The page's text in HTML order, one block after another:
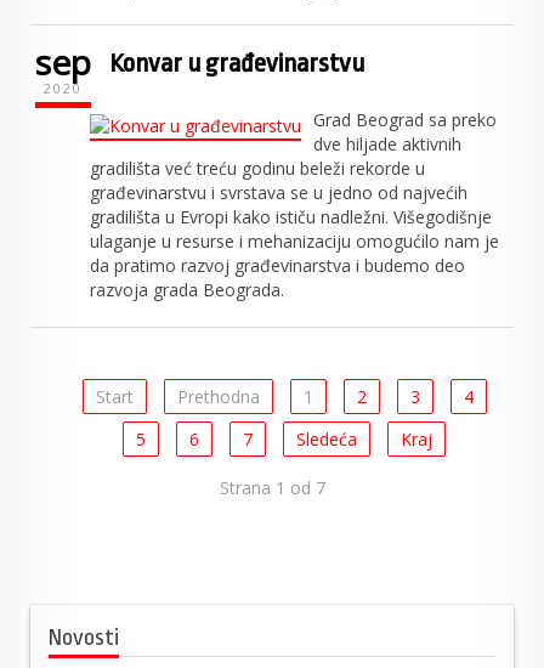
sep
2020
Konvar u građevinarstvu
Grad Beograd sa preko
dve hiljade aktivnih
gradilišta već treću godinu beleži rekorde u
građevinarstvu i svrstava se u jedno od najvećih
gradilišta u Evropi kako ističu nadležni. Višegodišnje
ulaganje u resurse i mehanizaciju omogućilo nam je
da pratimo razvoj građevinarstva i budemo deo
razvoja grada Beograda.
Start Prethodna 1 2 3
4
5
6 7 Sledeća Kraj
Strana 1 od 7
Novosti